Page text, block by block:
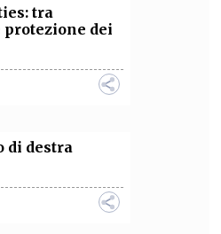
tra
dei
di destra